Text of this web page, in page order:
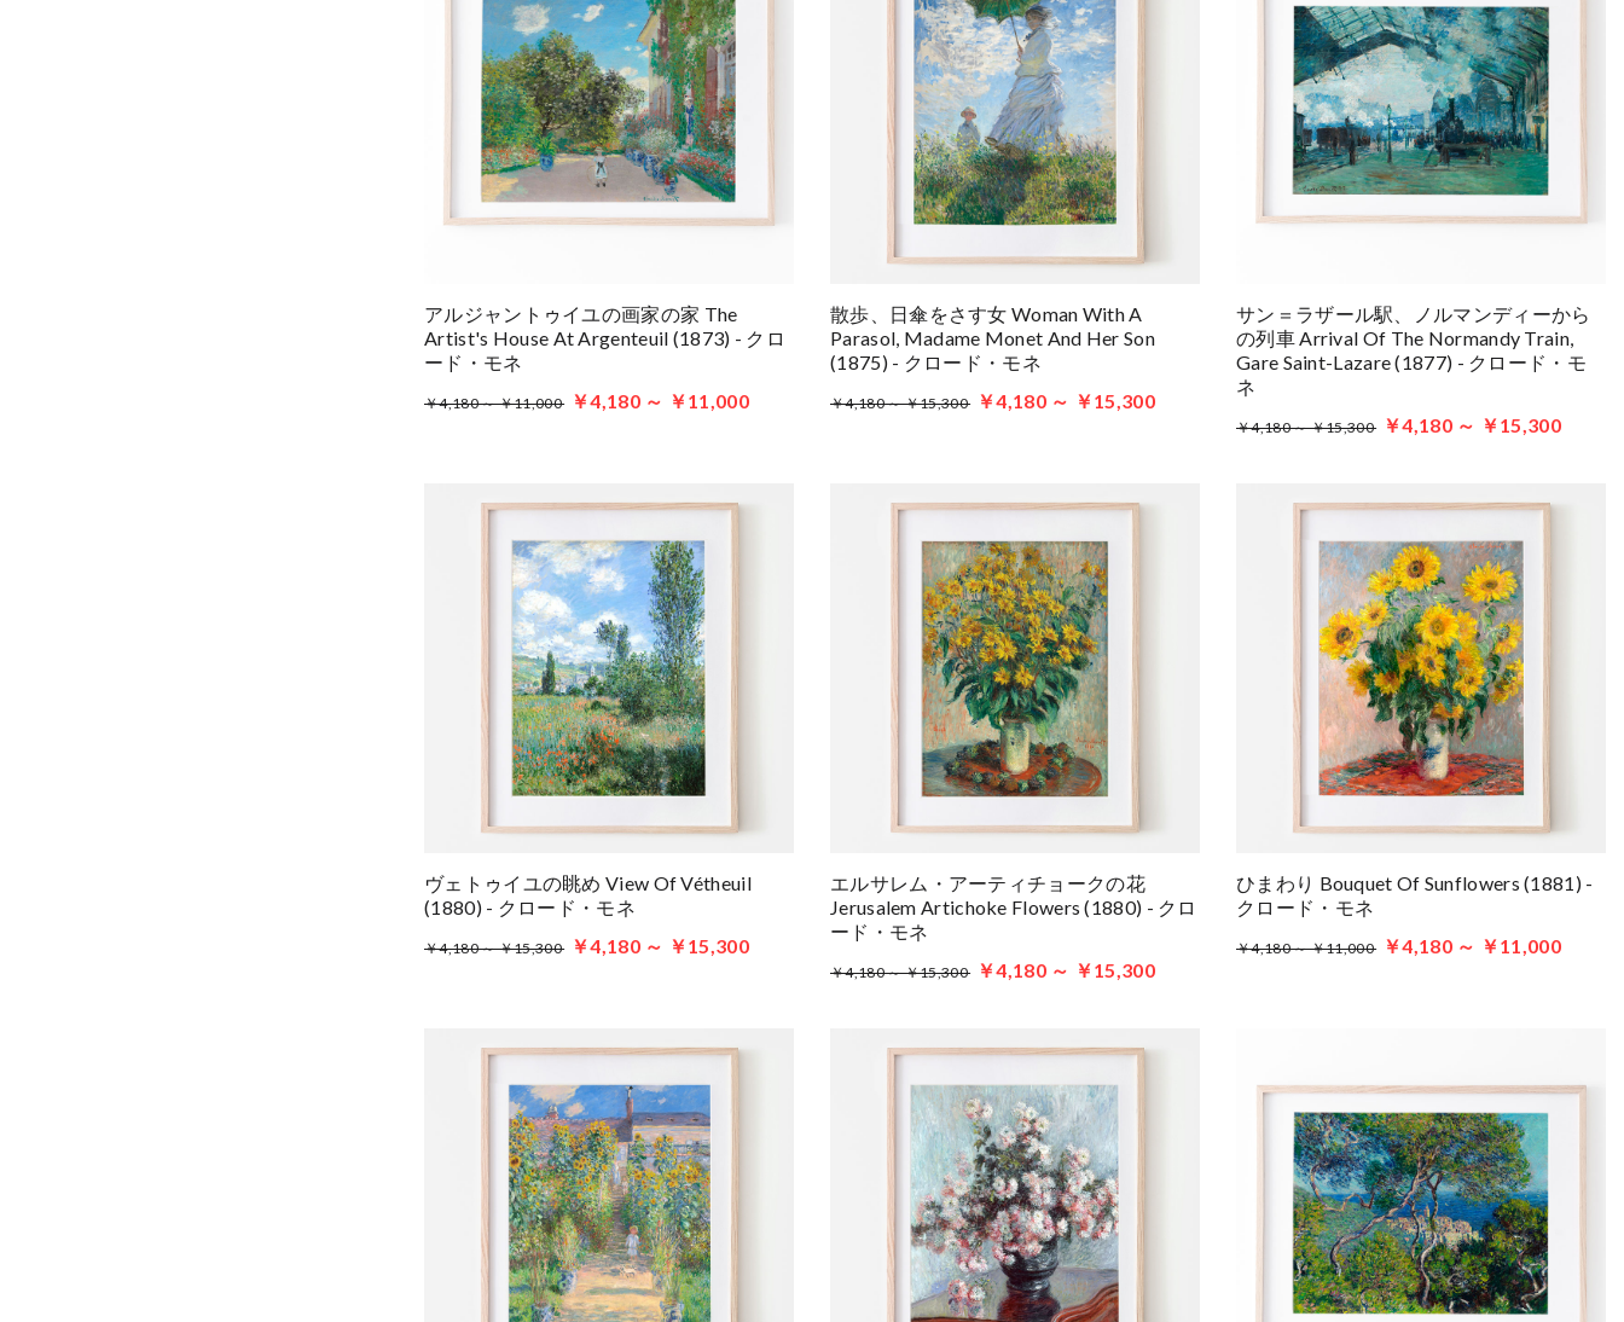
アルジャントゥイユの画家の家 The
Artist's House At Argenteuil (1873) - クロ
ード・モネ
￥4,180 ～ ￥11,000 ￥4,180 ～ ￥11,000
散歩、日傘をさす女 Woman With A
Parasol, Madame Monet And Her Son
(1875) - クロード・モネ
￥4,180 ～ ￥15,300 ￥4,180 ～ ￥15,300
サン＝ラザール駅、ノルマンディーから
の列車 Arrival Of The Normandy Train,
Gare Saint-Lazare (1877) - クロード・モ
ネ
￥4,180 ～ ￥15,300 ￥4,180 ～ ￥15,300
ヴェトゥイユの眺め View Of Vétheuil
(1880) - クロード・モネ
￥4,180 ～ ￥15,300 ￥4,180 ～ ￥15,300
エルサレム・アーティチョークの花
Jerusalem Artichoke Flowers (1880) - クロ
ード・モネ
￥4,180 ～ ￥15,300 ￥4,180 ～ ￥15,300
ひまわり Bouquet Of Sunflowers (1881) -
クロード・モネ
￥4,180 ～ ￥11,000 ￥4,180 ～ ￥11,000